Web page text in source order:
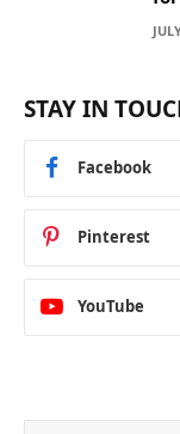
STAY IN
Facebook
Pinterest
YouTube